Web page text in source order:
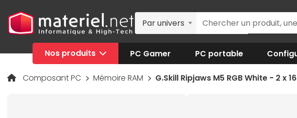
Par univers
Nos produits PC Gamer PC portable
Composant PC Mémoire RAM G.Skill Ripjaws M5 RGB White - 2 x